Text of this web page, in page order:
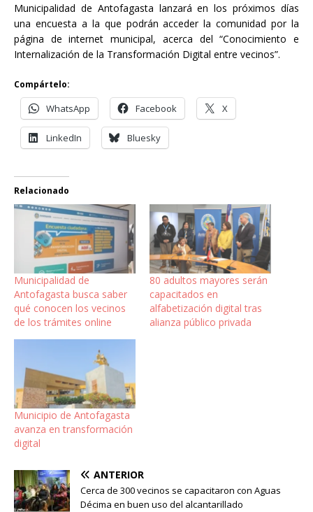
Municipalidad de Antofagasta lanzará en los próximos días
una encuesta a la que podrán acceder la comunidad por la
página de internet municipal, acerca del “Conocimiento e
Internalización de la Transformación Digital entre vecinos”.
Compártelo:
WhatsApp Facebook X
LinkedIn Bluesky
Relacionado
Municipalidad de
Antofagasta busca saber
qué conocen los vecinos
de los trámites online
80 adultos mayores serán
capacitados en
alfabetización digital tras
alianza público privada
Municipio de Antofagasta
avanza en transformación
digital
ANTERIOR
Cerca de 300 vecinos se capacitaron con Aguas
Décima en buen uso del alcantarillado